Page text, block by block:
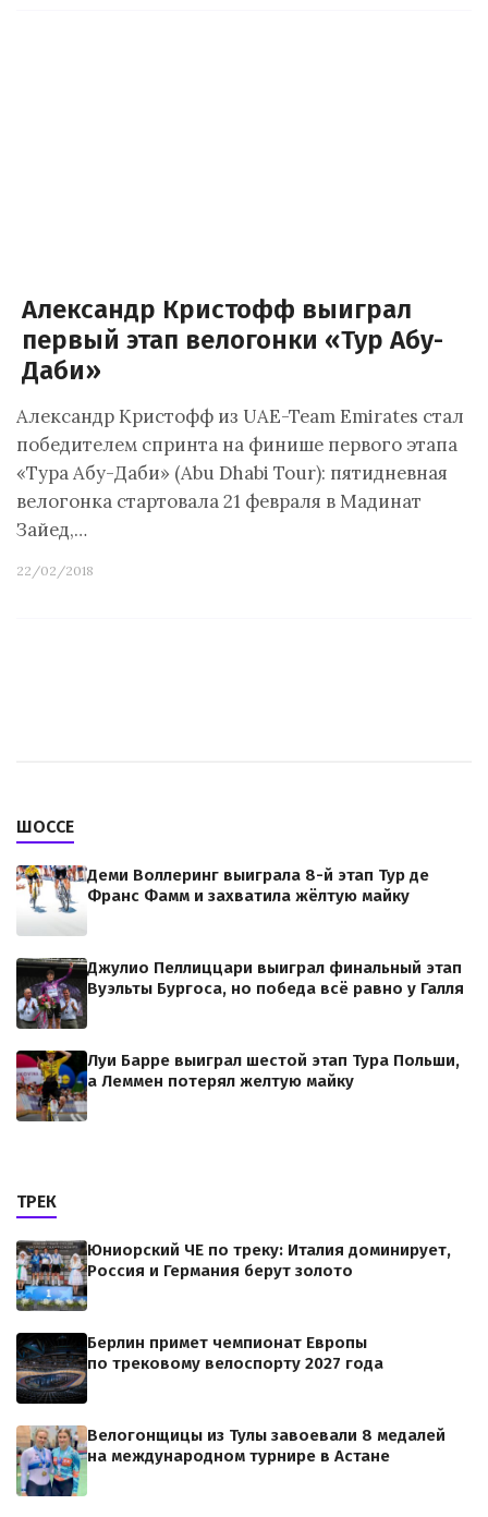
Александр Кристофф выиграл
первый этап велогонки «Тур Абу-
Даби»
Александр Кристофф из UAE-Team Emirates стал
победителем спринта на финише первого этапа
«Тура Абу-Даби» (Abu Dhabi Tour): пятидневная
велогонка стартовала 21 февраля в Мадинат
Зайед,…
22/02/2018
ШОССЕ
Деми Воллеринг выиграла 8-й этап Тур де
Франс Фамм и захватила жёлтую майку
Джулио Пеллиццари выиграл финальный этап
Вуэльты Бургоса, но победа всё равно у Галля
Луи Барре выиграл шестой этап Тура Польши,
а Леммен потерял желтую майку
ТРЕК
Юниорский ЧЕ по треку: Италия доминирует,
Россия и Германия берут золото
Берлин примет чемпионат Европы
по трековому велоспорту 2027 года
Велогонщицы из Тулы завоевали 8 медалей
на международном турнире в Астане